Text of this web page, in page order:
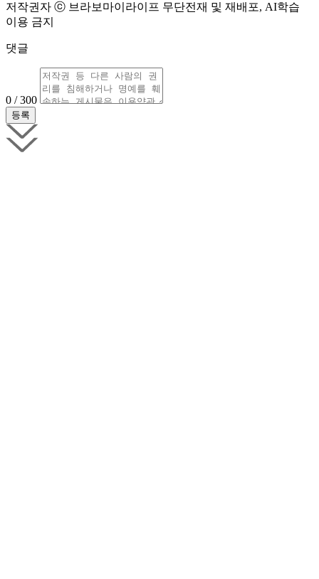
저작권자 ⓒ 브라보마이라이프 무단전재 및 재배포, AI학습
이용 금지
댓글
0 / 300